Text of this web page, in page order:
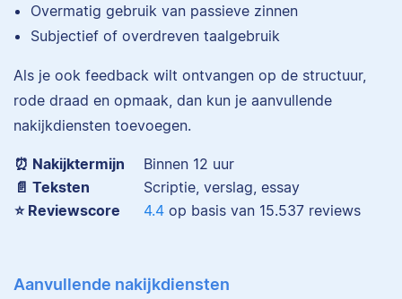
Overmatig gebruik van passieve zinnen
Subjectief of overdreven taalgebruik
Als je ook feedback wilt ontvangen op de structuur,
rode draad en opmaak, dan kun je aanvullende
nakijkdiensten toevoegen.
⏰ Nakijktermijn
Binnen 12 uur
📄 Teksten
Scriptie, verslag, essay
⭐️ Reviewscore
4.4 op basis van 15.537 reviews
Aanvullende nakijkdiensten
werkt als senior editor
bij Scribbr waar ze al
woorden heeft
geredigeerd.
Erica